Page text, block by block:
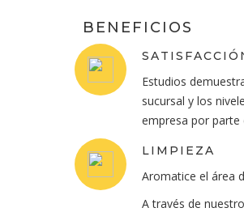
BENEFICIOS
Estudios
sucursal y los
empresa por parte
LIMPIEZA
Aromatice el área
A través de